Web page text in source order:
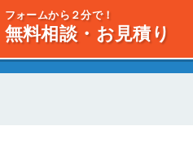
フォームから２分で！
無料相談・お見積り